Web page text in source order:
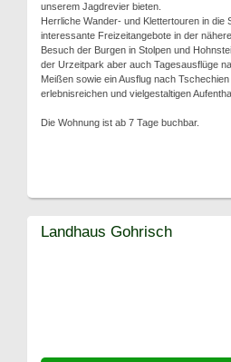
unserem Jagdrevier bieten.
Herrliche Wander- und Klettertouren in die
interessante Freizeitangebote in der
Besuch der Burgen in Stolpen und
der Urzeitpark aber auch Tagesausflüge
Meißen sowie ein Ausflug nach
erlebnisreichen und vielgestaltigen
Die Wohnung ist ab 7 Tage buchbar.
Landhaus Gohrisch